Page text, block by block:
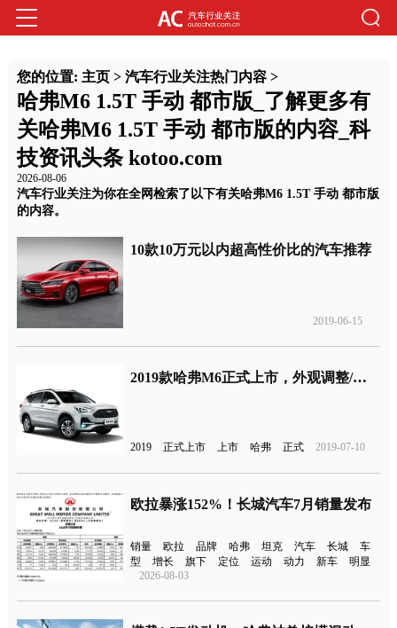
您的位置: 主页> 汽车行业关注热门内容>
哈弗M6 1.5T 手动 都市版_了解更多有
关哈弗M6 1.5T 手动 都市版的内容_科
技资讯头条 kotoo.com
2026-08-06
汽车行业关注为你在全网检索了以下有关哈弗M6 1.5T 手动 都市版
的内容。
10款10万元以内超高性价比的汽车推荐
2019-06-15
2019款哈弗M6正式上市，外观调整/动力不变，满足国六排放
2019 正式上市 上市 哈弗 正式 2019-07-10
欧拉暴涨152%！长城汽车7月销量发布
销量 欧拉 品牌 哈弗 坦克 汽车 长城
车
型
增长 旗下 定位 运动 动力 新车
明显
2026-08-03